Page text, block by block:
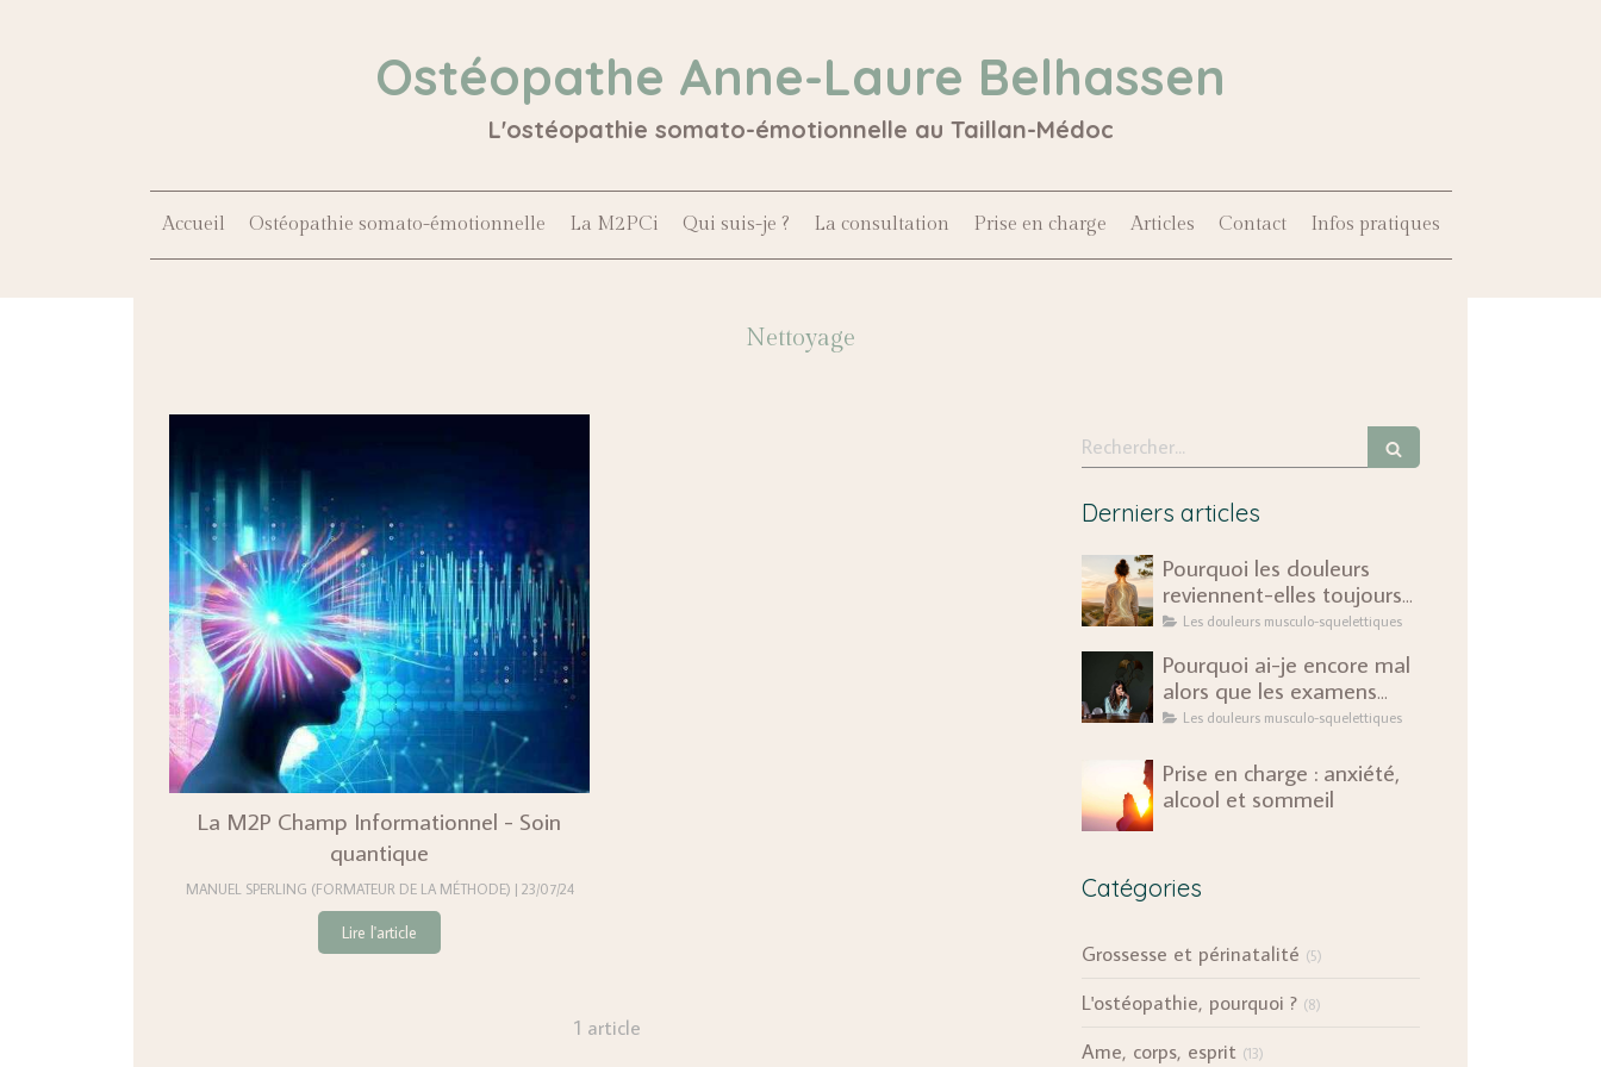
Ostéopathe Anne-Laure Belhassen
L'ostéopathie somato-émotionnelle au Taillan-Médoc
Accueil Ostéopathie somato-émotionnelle La M2PCi Qui suis-je ? La consultation Prise en charge Articles Contact Infos pratiques
Nettoyage
La M2P Champ Informationnel - Soin
quantique
MANUEL SPERLING (FORMATEUR DE LA MÉTHODE) 23/07/24
Lire l'article
1 article
Rechercher
Derniers articles
Pourquoi les douleurs
reviennent-elles toujours
au même endroit ?
Les douleurs musculo-squelettiques
Pourquoi ai-je encore mal
alors que les examens
sont rassurants ?
Les douleurs musculo-squelettiques
Prise en charge : anxiété,
alcool et sommeil
Catégories
Grossesse et périnatalité (5)
L'ostéopathie, pourquoi ? (8)
Ame, corps, esprit (13)